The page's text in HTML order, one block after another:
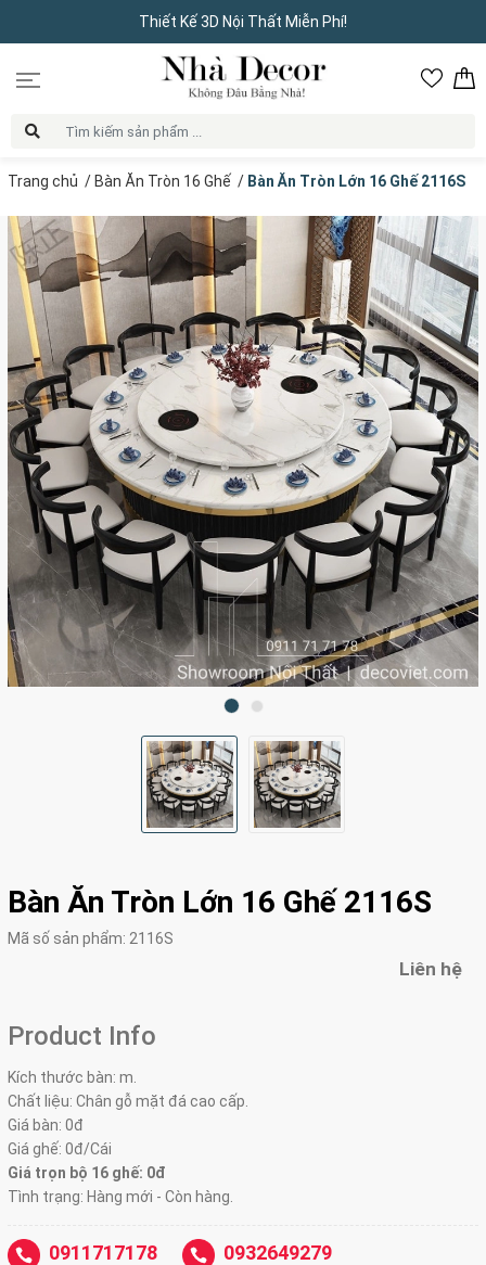
Thiết Kế 3D Nội Thất Miễn Phí!
Trang chủ / Bàn Ăn Tròn 16 Ghế / Bàn Ăn Tròn Lớn 16 Ghế 2116S
Bàn Ăn Tròn Lớn 16 Ghế 2116S
Mã số sản phẩm: 2116S
Liên hệ
Product Info
Kích thước bàn: m.
Chất liệu: Chân gỗ mặt đá cao cấp.
Giá bàn: 0đ
Giá ghế: 0đ/Cái
Giá trọn bộ 16 ghế: 0đ
Tình trạng: Hàng mới - Còn hàng.
0911717178 0932649279